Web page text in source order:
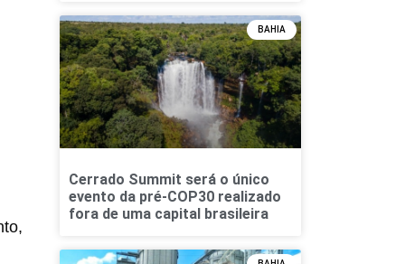
BAHIA
Cerrado Summit será o único
evento da pré-COP30 realizado
fora de uma capital brasileira